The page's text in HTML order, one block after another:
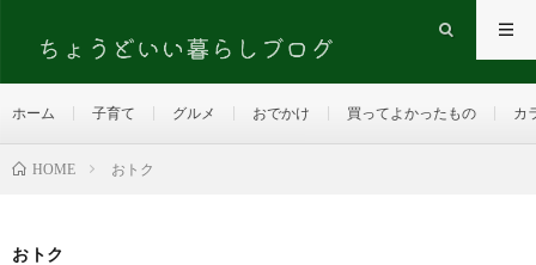
ホーム 子育て グルメ おでかけ 買ってよかったもの カ
HOME おトク
おトク